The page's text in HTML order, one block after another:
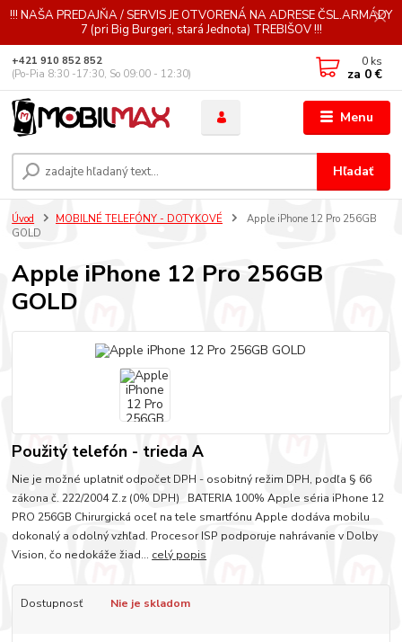
!!! NAŠA PREDAJŇA / SERVIS JE OTVORENÁ NA ADRESE ČSL.ARMÁDY
7 (pri Big Burgeri, stará Jednota) TREBIŠOV !!!
Menu
Hľadať
+421 910 852 852
(Po-Pia 8:30 -17:30, So 09:00 - 12:30)
0 ks
za 0 €
Úvod MOBILNÉ TELEFÓNY - DOTYKOVÉ
Apple iPhone 12 Pro 256GB
GOLD
Apple iPhone 12 Pro 256GB
GOLD
Použitý telefón - trieda A
Nie je možné uplatniť odpočet DPH - osobitný režim DPH, podľa § 66
zákona č. 222/2004 Z.z (0% DPH) BATERIA 100% Apple séria iPhone 12
PRO 256GB Chirurgická oceľ na tele smartfónu Apple dodáva mobilu
dokonalý a odolný vzhľad. Procesor ISP podporuje nahrávanie v Dolby
Vision, čo nedokáže žiad... celý popis
Dostupnosť Nie je skladom